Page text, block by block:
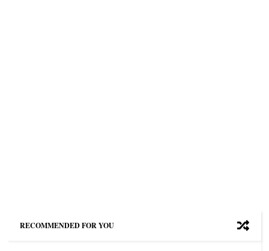
RECOMMENDED FOR YOU